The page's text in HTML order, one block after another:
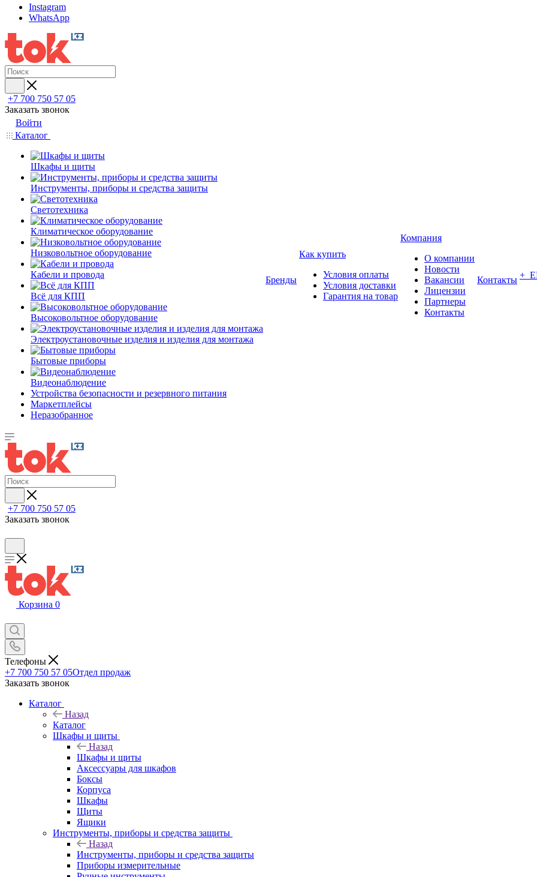
Instagram
WhatsApp
+7 700 750 57 05
Заказать звонок
Войти
Каталог
Шкафы и щиты
Инструменты, приборы и средства защиты
Светотехника
Климатическое оборудование
Низковольтное оборудование
Кабели и провода
Всё для КПП
Высоковольтное оборудование
Электроустановочные изделия и изделия для монтажа
Бытовые приборы
Видеонаблюдение
Устройства безопасности и резервного питания
Маркетплейсы
Неразобранное
Бренды
Как купить
Условия оплаты
Условия доставки
Гарантия на товар
Компания
О компании
Новости
Вакансии
Лицензии
Партнеры
Контакты
Контакты +
+7 700 750 57 05
Заказать звонок
Корзина 0
Телефоны
+7 700 750 57 05Отдел продаж
Заказать звонок
Каталог
Назад
Каталог
Шкафы и щиты
Назад
Шкафы и щиты
Аксессуары для шкафов
Боксы
Корпуса
Шкафы
Щиты
Ящики
Инструменты, приборы и средства защиты
Назад
Инструменты, приборы и средства защиты
Приборы измерительные